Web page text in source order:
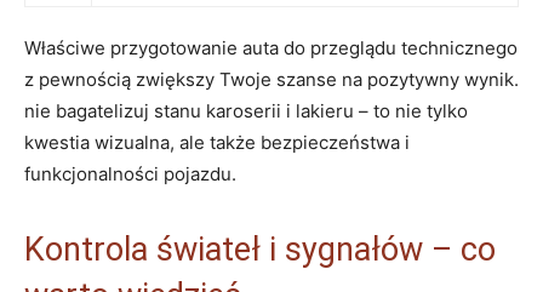
Właściwe przygotowanie auta do przeglądu technicznego
z pewnością zwiększy Twoje szanse na pozytywny wynik.
nie bagatelizuj stanu karoserii i lakieru – to nie tylko
kwestia wizualna, ale także bezpieczeństwa i
funkcjonalności pojazdu.
Kontrola świateł i sygnałów – co